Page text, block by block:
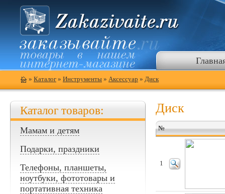
» Каталог » Инструменты » Аксессуар » Диск
Каталог товаров:
Мамам и детям
Подарки, праздники
Телефоны, планшеты,
ноутбуки, фототовары и
портативная техника
Диск
№
1